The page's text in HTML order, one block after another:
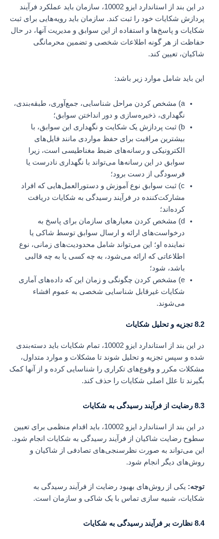
در این بند از استاندارد ایزو 10002، سازمان باید عملکرد فرآیند
پردازش شکایات خود را ثبت کند. سازمان باید رویه‌هایی برای ثبت
شکایات و پاسخ‌ها و استفاده از این سوابق و مدیریت آنها، در حال
حفاظت از هر گونه اطلاعات شخصی و تضمین محرمانگی
شاکیان، تعیین کند.
این باید شامل موارد زیر باشد:
a) مشخص کردن مراحل شناسایی، جمع‌آوری، طبقه‌بندی،
نگهداری، ذخیره‌سازی و دور انداختن سوابق؛
b) ثبت پردازش یک شکایت و نگهداری این سوابق، با
بیشترین مراقبت برای حفظ مواردی مانند فایل‌های
الکترونیکی و رسانه‌های ضبط مغناطیسی است، زیرا
سوابق در این رسانه‌ها می‌تواند با نگهداری نادرست یا
فرسودگی از دست برود؛
c) ثبت سوابق نوع آموزش و دستورالعمل‌هایی که افراد
مشارکت‌کننده در فرآیند رسیدگی به شکایات دریافت
کرده‌اند؛
d) مشخص کردن معیارهای سازمان برای پاسخ به
درخواست‌های ارائه و ارسال سوابق توسط شاکی یا
نماینده او؛ این می‌تواند شامل محدودیت‌های زمانی، نوع
اطلاعاتی که ارائه می‌شود، به چه کسی یا به چه قالبی
باشد، شود؛
e) مشخص کردن چگونگی و زمان این که داده‌های آماری
شکایات غیرقابل شناسایی شخصی به عموم افشاء
می‌شوند.
8.2 تجزیه و تحلیل شکایات
در این بند از استاندارد ایزو 10002، تمام شکایات باید دسته‌بندی
شده و سپس تجزیه و تحلیل شوند تا مشکلات و موارد متداول،
مشکلات مکرر و وقوع‌های تکراری را شناسایی کرده و از آنها کمک
بگیرند تا علل اصلی شکایات را حذف کند.
8.3 رضایت از فرآیند رسیدگی به شکایات
در این بند از استاندارد ایزو 10002، باید اقدام منظمی برای تعیین
سطوح رضایت شاکیان از فرآیند رسیدگی به شکایات انجام شود.
این می‌تواند به صورت نظرسنجی‌های تصادفی از شاکیان و
روش‌های دیگر انجام شود.
توجه:یکی از روش‌های بهبود رضایت از فرآیند رسیدگی به
شکایات، شبیه سازی تماس با یک شاکی و سازمان است.
8.4 نظارت بر فرآیند رسیدگی به شکایات